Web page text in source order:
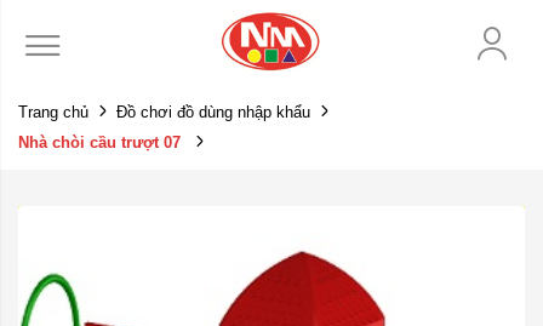
Trang chủ
Đồ chơi đồ dùng nhập khẩu
Nhà chòi cầu trượt 07